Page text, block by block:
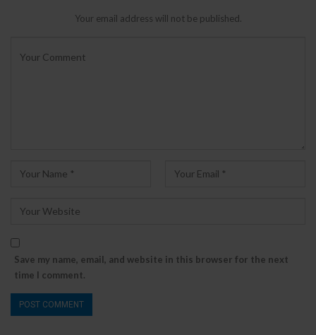
Your email address will not be published.
Save my name, email, and website in this browser for the next
time I comment.